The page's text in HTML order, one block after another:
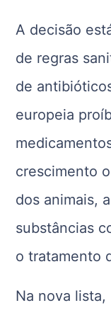
A decisão
de regras
de
europeia
crescimento
dos animais,
substâncias
o tratamento
Na nova